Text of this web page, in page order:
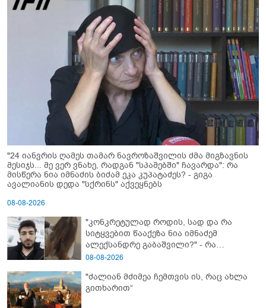
"24 იანვრის ღამეს თამარ ნავროზაშვილის ძმა მიგზავნის
მესიჯს... მე ვერ ვნახე, რადგან "სპამებში" ჩავარდა": რა
მისწერა ნია იმნაძის ბიძამ ეკა კუპატაძეს? - გიგა
ავალიანის დედა "სქრინს" აქვეყნებს
08-08-2026
"კონკრეტულად როდის, სად და რა
სიტყვებით წააქეზა ნია იმნაძემ
ალექსანდრე გაბაშვილი?" - რა
მიმართვას ავრცელებს ნია იმნაძის
08-08-2026
"ძალიან მძიმეა ჩემთვის ის, რაც ახლა
გითხარით“